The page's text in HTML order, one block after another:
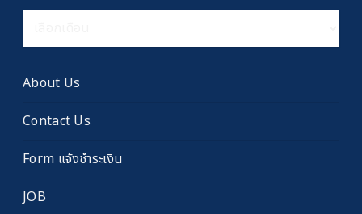
เรื่อง
About Us
Contact Us
Form แจ้งชำระเงิน
JOB